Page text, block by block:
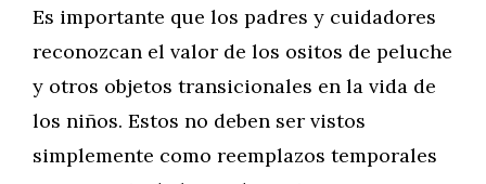
Es importante que los padres y cuidadores
reconozcan el valor de los ositos de peluche
y otros objetos transicionales en la vida de
los niños. Estos no deben ser vistos
simplemente como reemplazos temporales